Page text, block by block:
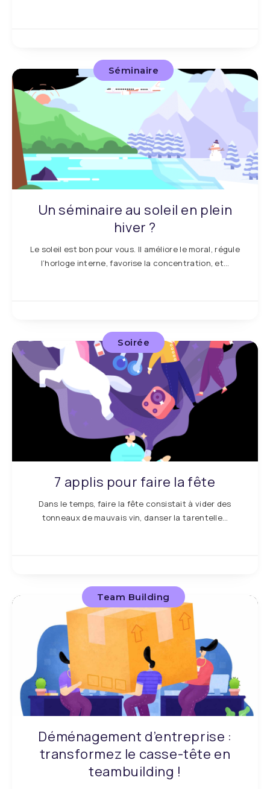
Séminaire
Un séminaire au soleil en plein
hiver ?
Le soleil est bon pour vous. Il améliore le moral, régule
l’horloge interne, favorise la concentration, et…
Soirée
7 applis pour faire la fête
Dans le temps, faire la fête consistait à vider des
tonneaux de mauvais vin, danser la tarentelle…
Team Building
Déménagement d’entreprise :
transformez le casse-tête en
teambuilding !